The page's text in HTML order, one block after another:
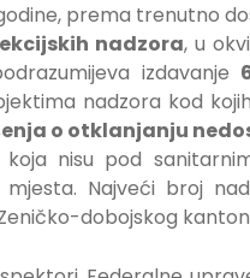
prema trenutno
nadzora, u
izdavanje
nadzora kod
o otklanjanju
nisu pod
Najveći broj
dobojskog